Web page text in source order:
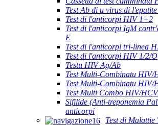
Test Ab di u virus di
Test di l'anticorpi HIV 1+2
Test di l'anticorpi IgM
E
Test di l'anticorpi tri-linea
Test di l'anticorpi HIV 1/2/O
Testu HIV Ag/Ab
Test Multi-Combinatu HIV/
Test Multi-Combinatu HIV/
Test Multi Combo HIV/
Sifilide (Anti-treponemia
anticorpi
Test di